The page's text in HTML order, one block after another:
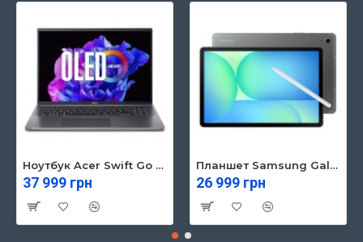
Ноутбук Acer Swift Go 16 SFG16-71 (NX.KVZEU.003)
37 999 грн
Планшет Samsung Galaxy Tab S10 FE 5G 8/128GB Gray (SM-X526BZAREUC)
26 999 грн